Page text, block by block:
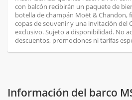
con balcón recibirán un paquete de
botella de champán Moët & Chandon,
copas de souvenir y una invitación del
exclusivo. Sujeto a disponibilidad. No
descuentos, promociones ni tarifas
Información del barco